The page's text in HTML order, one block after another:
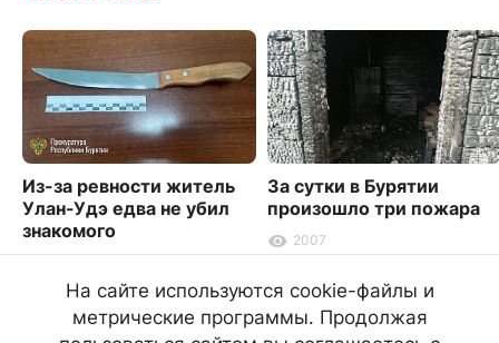
Из-за ревности житель
Улан-Удэ едва не убил
знакомого
За сутки в Бурятии
произошло три пожара
2007
На сайте используются cookie-файлы и
метрические программы. Продолжая